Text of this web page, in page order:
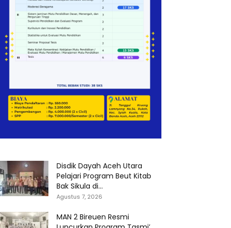
Disdik Dayah Aceh Utara
Pelajari Program Beut Kitab
Bak Sikula di...
Agustus 7, 2026
MAN 2 Bireuen Resmi